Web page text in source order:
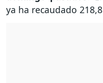
ya ha recaudado